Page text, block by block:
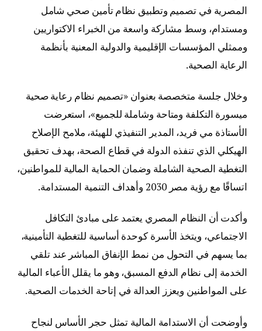
المصرية في تصميم وتطبيق نظام تأمين صحي شامل
ومستدام، وسط مشاركة واسعة من الخبراء الاكتواريين
وممثلي المؤسسات الإقليمية والدولية المعنية بأنظمة
الرعاية الصحية.
وخلال جلسة متخصصة بعنوان «تصميم نظام رعاية صحية
ميسورة التكلفة ومتاحة وشاملة للجميع»، استعرضت
الأستاذة مي فريد، المدير التنفيذي للهيئة، ملامح الإصلاح
الهيكلي الذي تنفذه الدولة في قطاع الصحة، بهدف تحقيق
التغطية الصحية الشاملة وضمان الحماية المالية للمواطنين،
اتساقًا مع رؤية مصر 2030 وأهداف التنمية المستدامة.
وأكدت أن النظام المصري يعتمد على مبادئ التكافل
الاجتماعي، ويتخذ الأسرة كوحدة أساسية للتغطية التأمينية،
بما يسهم في التحول من نمط الإنفاق المباشر عند تلقي
الخدمة إلى نظام الدفع المسبق، وهو ما يقلل الأعباء المالية
على المواطنين ويعزز العدالة في إتاحة الخدمات الصحية.
وأوضحت أن الاستدامة المالية تمثل حجر الأساس لنجاح